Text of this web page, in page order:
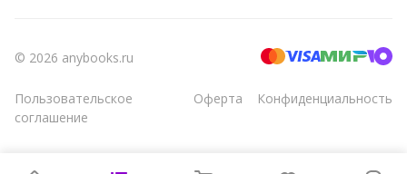
© 2026 anybooks.ru
Пользовательское
соглашение
Оферта Конфиденциальность